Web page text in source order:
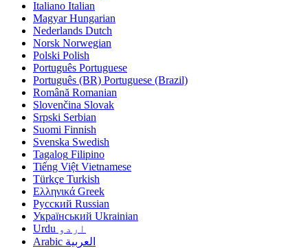
Italiano Italian
Magyar Hungarian
Nederlands Dutch
Norsk Norwegian
Polski Polish
Português Portuguese
Português (BR) Portuguese (Brazil)
Română Romanian
Slovenčina Slovak
Srpski Serbian
Suomi Finnish
Svenska Swedish
Tagalog Filipino
Tiếng Việt Vietnamese
Türkçe Turkish
Ελληνικά Greek
Русский Russian
Український Ukrainian
اردو Urdu
العربية Arabic